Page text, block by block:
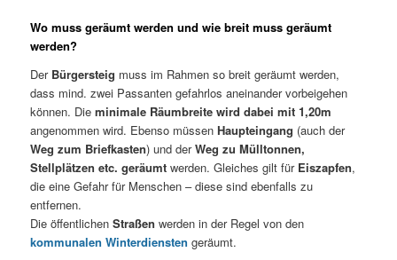
Wo muss geräumt werden und wie breit muss geräumt
werden?
Der Bürgersteig muss im Rahmen so breit geräumt werden,
dass mind. zwei Passanten gefahrlos aneinander vorbeigehen
können. Dieminimale Räumbreite wird dabei mit 1,20m
angenommen wird. Ebenso müssenHaupteingang (auch der
Weg zum Briefkasten) und derWeg zu Mülltonnen,
Stellplätzen etc. geräumt werden. Gleiches gilt für Eiszapfen,
die eine Gefahr für Menschen – diese sind ebenfalls zu
entfernen.
Die öffentlichenStraßen werden in der Regel von den
kommunalen Winterdiensten geräumt.